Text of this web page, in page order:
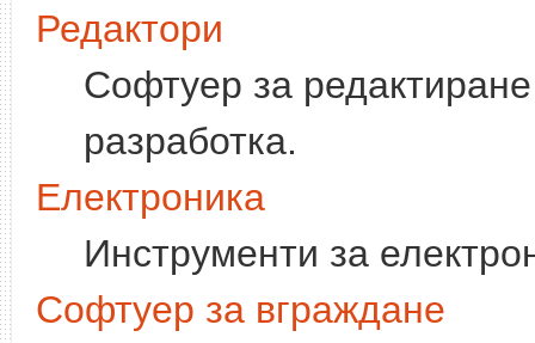
Редактори
Софтуер за
разработка.
Електроника
Инструменти за
Софтуер за вграждане